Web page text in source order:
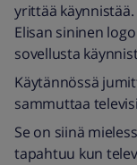
yrittää
Elisan sininen
sovellusta
Käytännössä
sammuttaa
Se on siinä
tapahtuu kun